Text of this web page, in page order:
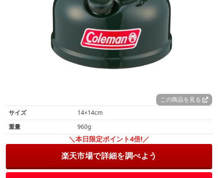
この商品を見る
サイズ
14×14cm
重量
960g
＼本日限定ポイント4倍!／
楽天市場で詳細を調べよう